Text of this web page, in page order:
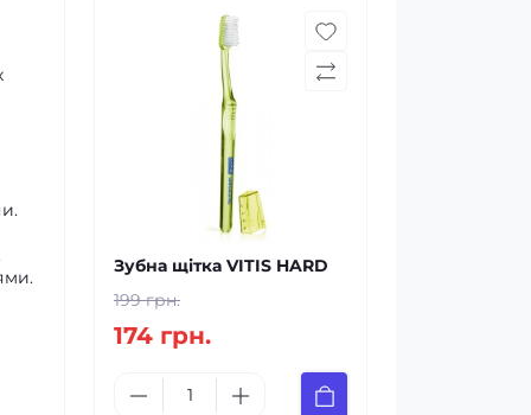
Зубна щітка VITIS HARD
199 грн.
174 грн.